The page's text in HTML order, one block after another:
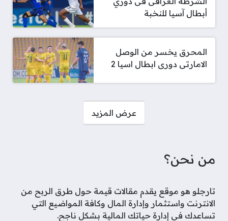
أبطال آسيا للنخبة
المحرق يخسر من الوصل
الامارتى دورى ابطال اسيا 2
عرض المزيد
من نحن؟
تارجلو هو موقع يقدم مقالات قيمة حول طرق الربح من
الانترنت واستثمار وإدارة المال وكافة المواضيع التي
تساعدك في إدارة حياتك المالية بشكل ناجح.